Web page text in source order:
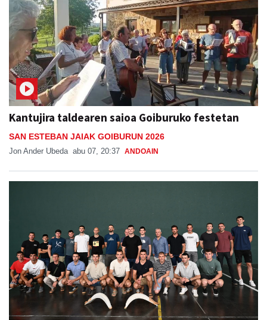
Kantujira taldearen saioa Goiburuko festetan
SAN ESTEBAN JAIAK GOIBURUN 2026
Jon Ander Ubeda abu 07, 20:37 ANDOAIN